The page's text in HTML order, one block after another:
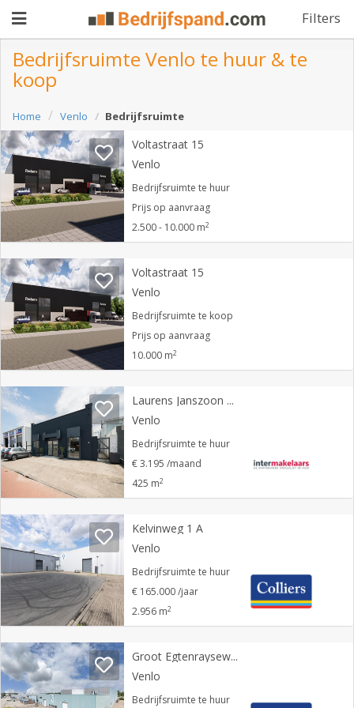
Filters
Pand
aanbieden
Pand
zoeken
Waarom
adverteren
Premium
adverteren
Registreren
Bedrijfsruimte Venlo te huur & te
koop
Home Venlo Bedrijfsruimte
Voltastraat 15
Venlo
Bedrijfsruimte te huur
Prijs op aanvraag
2.500 - 10.000 m2
Voltastraat 15
Venlo
Bedrijfsruimte te koop
Prijs op aanvraag
10.000 m2
Laurens Janszoon Costerstraat 36
Venlo
Bedrijfsruimte te huur
€ 3.195 /maand
425 m2
Kelvinweg 1 A
Venlo
Bedrijfsruimte te huur
€ 165.000 /jaar
2.956 m2
Groot Egtenrayseweg 52
Venlo
Bedrijfsruimte te huur